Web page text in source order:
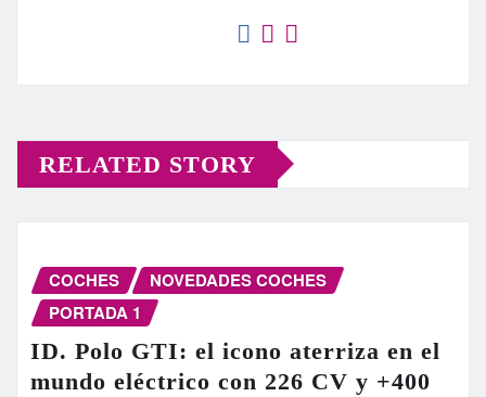
RELATED STORY
COCHES
NOVEDADES COCHES
PORTADA 1
ID. Polo GTI: el icono aterriza en el
mundo eléctrico con 226 CV y +400